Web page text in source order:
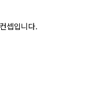
셉입니다.